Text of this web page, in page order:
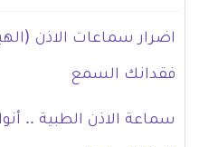
اضرار سماعات الاذن
فقدانك السمع
سماعة الاذن الطبية ..